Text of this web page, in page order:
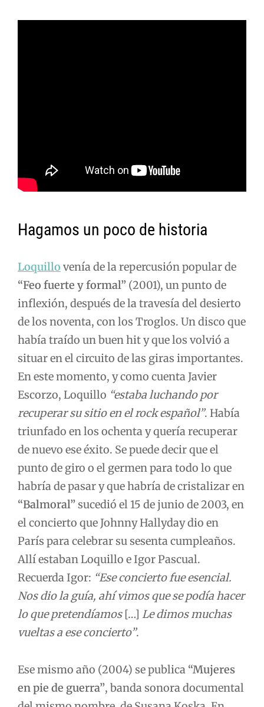
Hagamos un poco de historia
Loquillo venía de la repercusión popular de
“Feo fuerte y formal” (2001), un punto de
inflexión, después de la travesía del desierto
de los noventa, con los Troglos. Un disco que
había traído un buen hit y que los volvió a
situar en el circuito de las giras importantes.
En este momento, y como cuenta Javier
Escorzo, Loquillo “estaba luchando por
recuperar su sitio en el rock español”. Había
triunfado en los ochenta y quería recuperar
de nuevo ese éxito. Se puede decir que el
punto de giro o el germen para todo lo que
habría de pasar y que habría de cristalizar en
“Balmoral”sucedió el 15 de junio de 2003, en
el concierto que Johnny Hallyday dio en
París para celebrar su sesenta cumpleaños.
Allí estaban Loquillo e Igor Pascual.
Recuerda Igor: “Ese concierto fue esencial.
Nos dio la guía, ahí vimos que se podía hacer
lo que pretendíamos[…] Le dimos muchas
vueltas a ese concierto”.
Ese mismo año (2004) se publica “Mujeres
en pie de guerra”, banda sonora documental